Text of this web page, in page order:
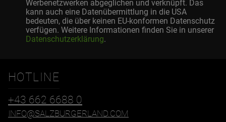
Werbenetzwerken abgeglichen und verknüpft. Das
kann auch eine Datenübermittlung in die USA
bedeuten, die über keinen EU-konformen Datenschutz
verfügen. Weitere Informationen finden Sie in unserer
Datenschutzerklärung.
HOTLINE
+43 662 6688 0
INFO@SALZBURGERLAND.COM